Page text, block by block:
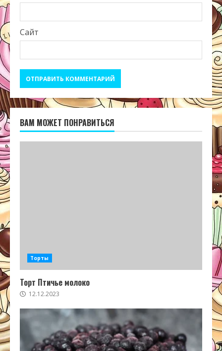
Сайт
ВАМ МОЖЕТ ПОНРАВИТЬСЯ
Торты
Торт Птичье молоко
12.12.2023